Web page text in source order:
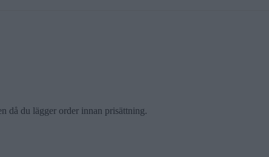
då du lägger order innan prisättning.